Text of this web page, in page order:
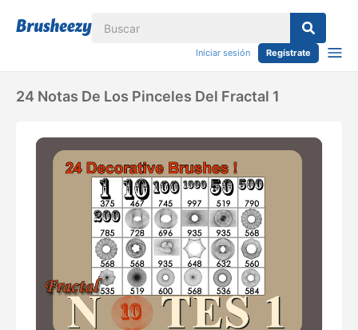
Iniciar sesión Regístrate
24 Notas De Los Pinceles Del Fractal 1